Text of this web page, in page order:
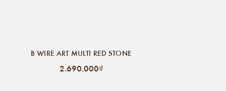
B WIRE ART MULTI RED STONE
2.690.000₫